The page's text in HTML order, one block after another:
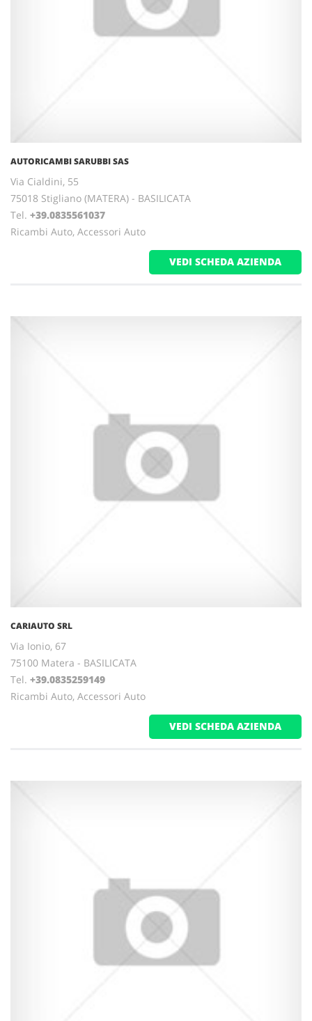
AUTORICAMBI SARUBBI SAS
Via Cialdini, 55
75018 Stigliano (MATERA) - BASILICATA
Tel. +39.0835561037
Ricambi Auto, Accessori Auto
VEDI SCHEDA AZIENDA
CARIAUTO SRL
Via Ionio, 67
75100 Matera - BASILICATA
Tel. +39.0835259149
Ricambi Auto, Accessori Auto
VEDI SCHEDA AZIENDA